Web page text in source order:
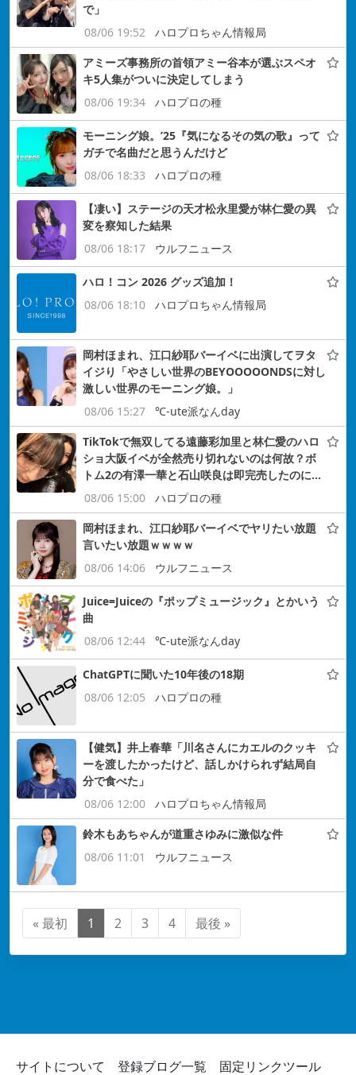
で」
08/06 19:52
ハロプロちゃん情報局
アミーズ事務所の首領アミー谷本が選ぶスペオ
キ5人集がついに決定してしまう
08/06 19:34
ハロプロの種
モーニング娘。’25『気になるその気の歌』って
ガチで名曲だと思うんだけど
08/06 18:33
ハロプロの種
【凄い】ステージの天才松永里愛が林仁愛の異
変を察知した結果
08/06 18:17
ウルフニュース
ハロ！コン 2026 グッズ追加！
08/06 18:10
ハロプロちゃん情報局
岡村ほまれ、江口紗耶バーイベに出演してヲタ
イジり「やさしい世界のBEYOOOOONDSに対し
激しい世界のモーニング娘。」
08/06 15:27
℃-ute派なんday
TikTokで無双してる遠藤彩加里と林仁愛のハロ
ショ大阪イベが全然売り切れないのは何故？ボ
トム2の有澤一華と石山咲良は即完売したのに…
08/06 15:00
ハロプロの種
岡村ほまれ、江口紗耶バーイベでヤリたい放題
言いたい放題ｗｗｗｗ
08/06 14:06
ウルフニュース
Juice=Juiceの『ポップミュージック』とかいう
曲
08/06 12:44
℃-ute派なんday
ChatGPTに聞いた10年後の18期
08/06 12:05
ハロプロの種
【健気】井上春華「川名さんにカエルのクッキ
ーを渡したかったけど、話しかけられず結局自
分で食べた」
08/06 12:00
ハロプロちゃん情報局
鈴木もあちゃんが道重さゆみに激似な件
08/06 11:01
ウルフニュース
« 最初 1 2 3 4 最後 »
サイトについて 登録ブログ一覧 固定リンクツール